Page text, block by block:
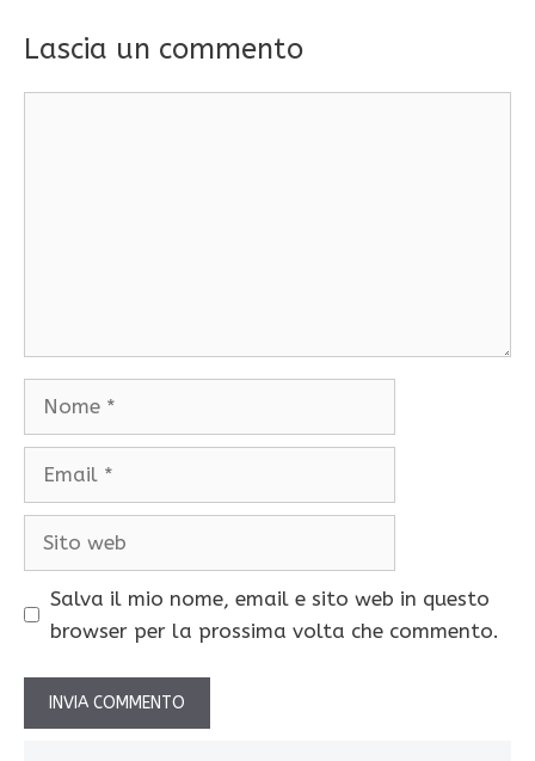
Lascia un commento
Salva il mio nome, email e sito web in questo
browser per la prossima volta che commento.